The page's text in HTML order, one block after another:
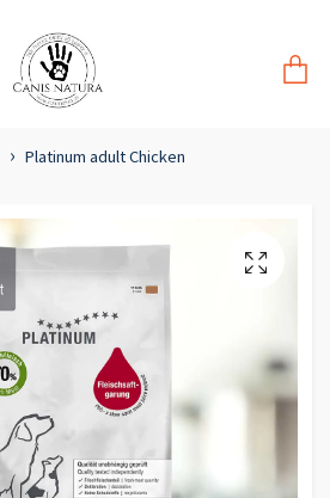
Platinum adult Chicken